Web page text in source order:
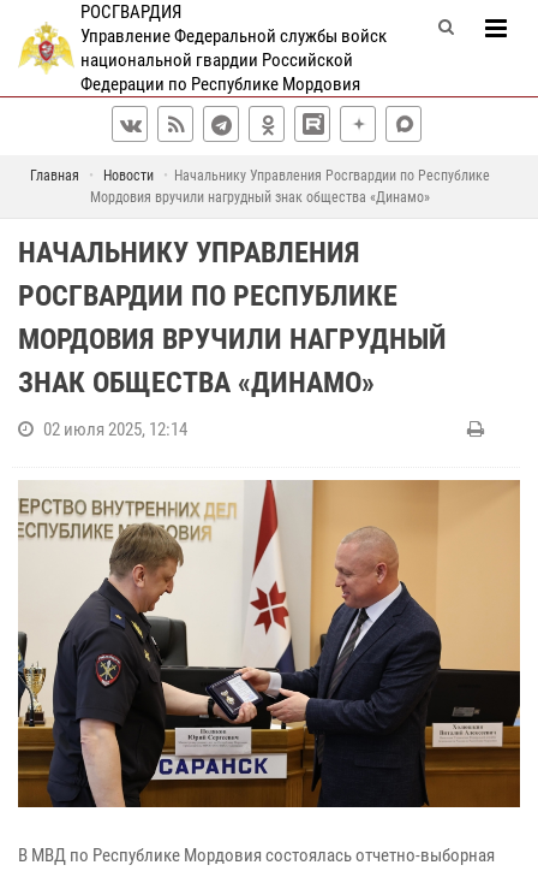
РОСГВАРДИЯ
Управление Федеральной службы войск
национальной гвардии Российской
Федерации по Республике Мордовия
Главная Новости
Начальнику Управления Росгвардии по Республике
Мордовия вручили нагрудный знак общества «Динамо»
НАЧАЛЬНИКУ УПРАВЛЕНИЯ
РОСГВАРДИИ ПО РЕСПУБЛИКЕ
МОРДОВИЯ ВРУЧИЛИ НАГРУДНЫЙ
ЗНАК ОБЩЕСТВА «ДИНАМО»
02 июля 2025, 12:14
В МВД по Республике Мордовия состоялась отчетно-выборная